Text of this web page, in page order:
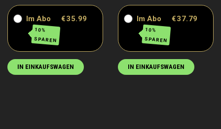
Im Abo
10%
SPAREN
€35.99
IN EINKAUFSWAGEN
Im Abo
10%
SPAREN
€37.79
IN EINKAUFSWAGEN